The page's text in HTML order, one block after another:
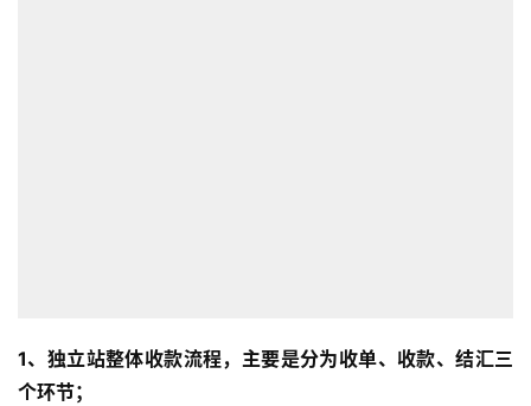
1、独立站整体收款流程，主要是分为收单、收款、结汇三
个环节；